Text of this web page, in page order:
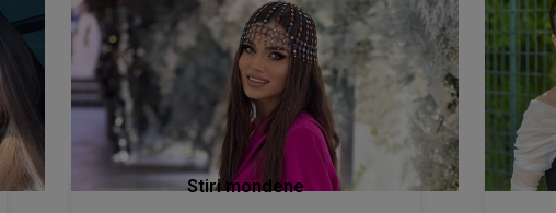
Stiri mondene